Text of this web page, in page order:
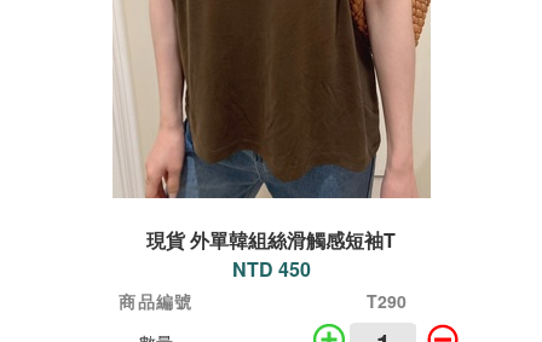
現貨 外單韓組絲滑觸感短袖T
NTD 450
商品編號
T290